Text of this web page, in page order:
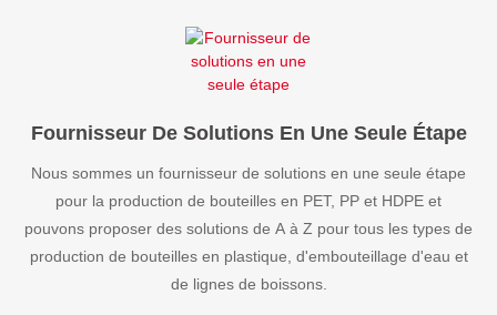
Fournisseur De Solutions En Une Seule Étape
Nous sommes un fournisseur de solutions en une seule étape
pour la production de bouteilles en PET, PP et HDPE et
pouvons proposer des solutions de A à Z pour tous les types de
production de bouteilles en plastique, d'embouteillage d'eau et
de lignes de boissons.